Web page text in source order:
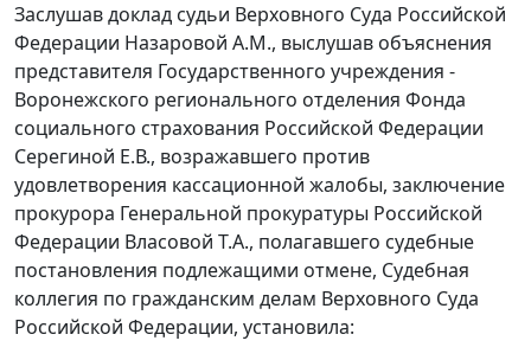
Заслушав доклад судьи Верховного Суда Российской
Федерации Назаровой А.М., выслушав объяснения
представителя Государственного учреждения -
Воронежского регионального отделения Фонда
социального страхования Российской Федерации
Серегиной Е.В., возражавшего против
удовлетворения кассационной жалобы, заключение
прокурора Генеральной прокуратуры Российской
Федерации Власовой Т.А., полагавшего судебные
постановления подлежащими отмене, Судебная
коллегия по гражданским делам Верховного Суда
Российской Федерации, установила: